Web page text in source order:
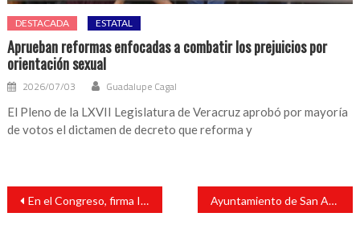
DESTACADA ESTATAL
Aprueban reformas enfocadas a combatir los prejuicios por
orientación sexual
2026/07/03 Guadalupe Cagal
El Pleno de la LXVII Legislatura de Veracruz aprobó por mayoría
de votos el dictamen de decreto que reforma y
Navegación
entradas
En el Congreso, firma IVM convenios para el combate a la violencia de género Ayuntamiento de San Andrés Tuxtla a favor de la educación de todas y todos